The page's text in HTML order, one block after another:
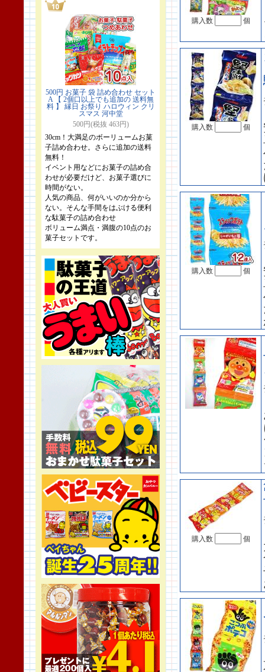
500円 お菓子 袋 詰め合わせ セット
A 【 2個口以上でも追加の 送料無
料 】 縁日 お祭り ハロウィン クリ
スマス 河中堂
500円(税抜 463円)
30cm！大満足のボーリュームお菓
子詰め合わせ。さらに追加の送料
無料！
イベント用などにお菓子の詰め合
わせが必要だけど、お菓子選びに
時間がない。
人気の商品、何がいいのか分から
ない。そんな手間をはぶける便利
な駄菓子の詰め合わせ
ボリューム満点・満腹の10点のお
菓子セットです。
購入数 個
購入数 個
購入数 個
購入数 個